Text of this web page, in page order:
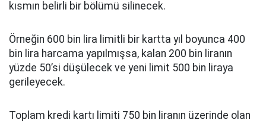
kısmın belirli bir bölümü silinecek.
Örneğin 600 bin lira limitli bir kartta yıl boyunca 400
bin lira harcama yapılmışsa, kalan 200 bin liranın
yüzde 50’si düşülecek ve yeni limit 500 bin liraya
gerileyecek.
Toplam kredi kartı limiti 750 bin liranın üzerinde olan